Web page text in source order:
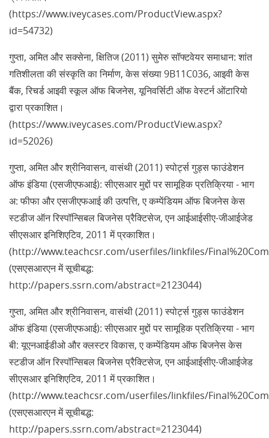
(https://www.iveycases.com/ProductView.aspx?
id=54732)
गुप्ता, अमित और सक्सेना, क्षितिज (2011) सुमेरु सॉफ्टवेयर समाधान: शांत
गतिशीलता की संस्कृति का निर्माण, केस संख्या 9B11C036, आइवी केस
बैंक, रिचर्ड आइवी स्कूल ऑफ बिजनेस, यूनिवर्सिटी ऑफ वेस्टर्न ओंटारियो
द्वारा प्रकाशित।
(https://www.iveycases.com/ProductView.aspx?
id=52026)
गुप्ता, अमित और श्रीनिवासन, वासंथी (2011) स्पोर्ट्स गुड्स फाउंडेशन
ऑफ इंडिया (एसजीएफआई): सीएसआर मुद्दों पर सामूहिक प्रतिक्रिया - भाग
अ: फीफा और एसजीएफआई की उत्पत्ति, ए कम्पेंडियम ऑफ बिजनेस केस
स्टडीज ऑन रिस्पॉन्सिबल बिजनेस प्रैक्टिसेज, एन आईआईसीए-जीआईजेड
सीएसआर इनिशिएटिव, 2011 में प्रकाशित।
(http://www.teachcsr.com/userfiles/linkfiles/
(एसएसआरएन में सूचीबद्ध:
http://papers.ssrn.com/abstract=2123044)
गुप्ता, अमित और श्रीनिवासन, वासंथी (2011) स्पोर्ट्स गुड्स फाउंडेशन
ऑफ इंडिया (एसजीएफआई): सीएसआर मुद्दों पर सामूहिक प्रतिक्रिया - भाग
बी: यूएनआईडीओ और क्लस्टर विकास, ए कम्पेंडियम ऑफ बिजनेस केस
स्टडीज ऑन रिस्पॉन्सिबल बिजनेस प्रैक्टिसेज, एन आईआईसीए-जीआईजेड
सीएसआर इनिशिएटिव, 2011 में प्रकाशित।
(http://www.teachcsr.com/userfiles/linkfiles/
(एसएसआरएन में सूचीबद्ध:
http://papers.ssrn.com/abstract=2123044)